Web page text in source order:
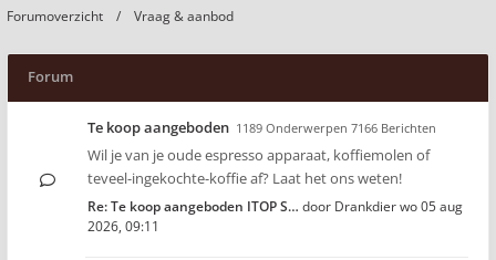
Forumoverzicht Vraag & aanbod
Forum
Te koop aangeboden 1189 Onderwerpen 7166 Berichten
Wil je van je oude espresso apparaat, koffiemolen of
teveel-ingekochte-koffie af? Laat het ons weten!
Re: Te koop aangeboden ITOP S… door Drankdierwo 05 aug
2026, 09:11